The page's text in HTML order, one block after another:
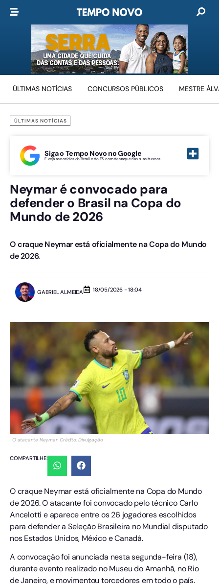
ÚLTIMAS NOTÍCIAS CONCURSOS PÚBLICOS MESTRE
ÚLTIMAS NOTÍCIAS
Siga o Tempo Novo no Google
E veja as notícias do Brasil e do ES com destaque nas suas buscas
Neymar é convocado para
defender o Brasil na Copa do
Mundo de 2026
O craque Neymar está oficialmente na Copa do Mundo
de 2026.
GABRIEL ALMEIDA 18/05/2026 - 18:04
O atacante Neymar. Crédito: Divulgação
COMPARTILHE:
O craque Neymar está oficialmente na Copa do Mundo
de 2026. O atacante foi convocado pelo técnico Carlo
Ancelotti e aparece entre os 26 jogadores escolhidos
para defender a Seleção Brasileira no Mundial disputado
nos Estados Unidos, México e Canadá.
A convocação foi anunciada nesta segunda-feira (18),
durante evento realizado no Museu do Amanhã, no Rio
de Janeiro, e movimentou torcedores em todo o país.